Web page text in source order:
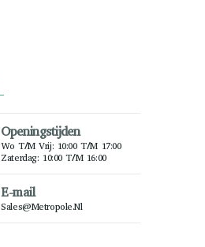
Openingstijden
Wo T/m Vrij: 10:00 T/m 17:00
Zaterdag: 10:00 T/m 16:00
E-mail
Sales@metropole.nl